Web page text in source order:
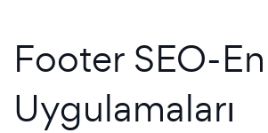
Footer SEO-
Uygulamaları